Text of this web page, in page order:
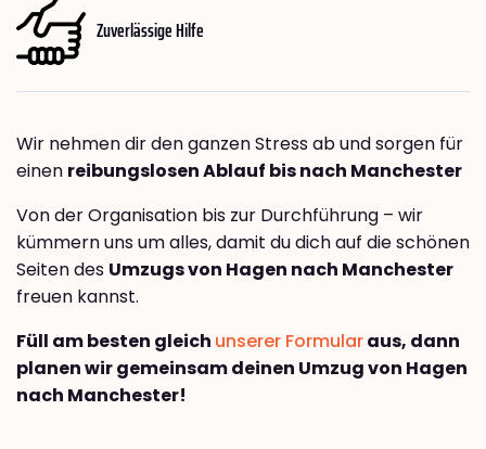
Zuverlässige Hilfe
Wir nehmen dir den ganzen Stress ab und sorgen für
einen reibungslosen Ablauf bis nach Manchester
Von der Organisation bis zur Durchführung – wir
kümmern uns um alles, damit du dich auf die schönen
Seiten des Umzugs von Hagen nach Manchester
freuen kannst.
Füll am besten gleich unserer Formularaus, dann
planen wir gemeinsam deinen Umzug von Hagen
nach Manchester!